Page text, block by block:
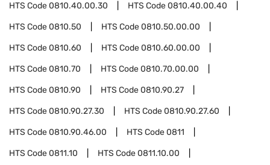
HTS Code0810.40.00.30 HTS Code0810.40.00.40
HTS Code0810.50 HTS Code0810.50.00.00
HTS Code0810.60 HTS Code0810.60.00.00
HTS Code0810.70 HTS Code0810.70.00.00
HTS Code0810.90 HTS Code0810.90.27
HTS Code0810.90.27.30 HTS Code0810.90.27.60
HTS Code0810.90.46.00 HTS Code0811
HTS Code0811.10 HTS Code0811.10.00